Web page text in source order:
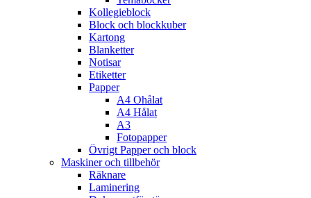
Kollegieblock
Block och blockkuber
Kartong
Blanketter
Notisar
Etiketter
Papper
A4 Ohålat
A4 Hålat
A3
Fotopapper
Övrigt Papper och block
Maskiner och tillbehör
Räknare
Laminering